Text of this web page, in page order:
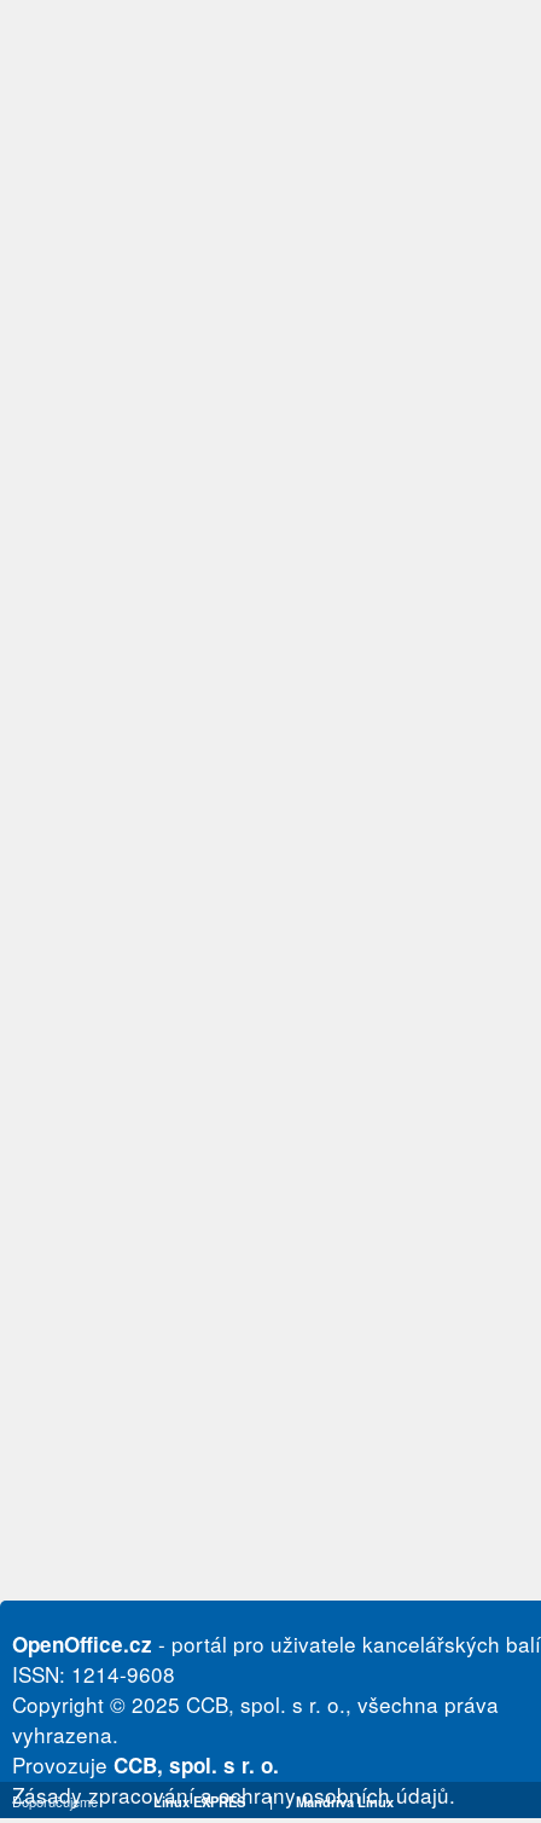
OpenOffice.cz - portál pro uživatele kancelářských
ISSN: 1214-9608
Copyright © 2025 CCB, spol. s r. o., všechna práva
vyhrazena.
Provozuje CCB, spol. s r. o.
Zásady zpracování a ochrany osobních údajů.
Doporučujeme Linux EXPRES | Mandriva Linux